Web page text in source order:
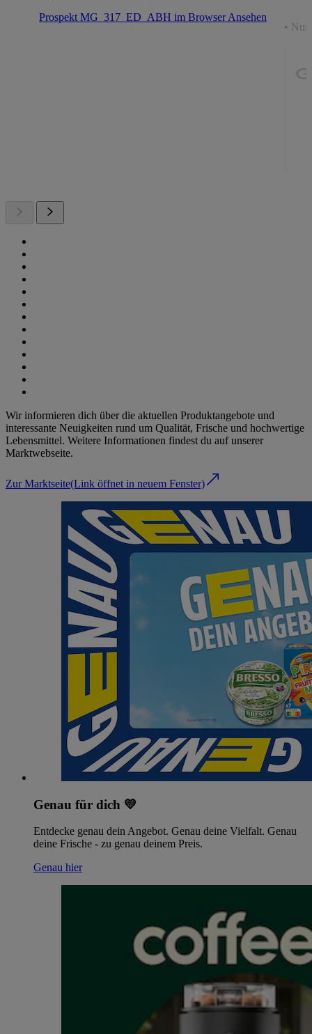
Prospekt MG_317_ED_ABH im BrowserAnsehen
• Nur
Wir informieren dich über die aktuellen Produktangebote und
interessante Neuigkeiten rund um Qualität, Frische und hochwertige
Lebensmittel. Weitere Informationen findest du auf unserer
Marktwebseite.
Zur Marktseite(Link öffnet in neuem Fenster)
Genau für dich 💛
Entdecke genau dein Angebot. Genau deine Vielfalt. Genau
deine Frische - zu genau deinem Preis.
Genau hier